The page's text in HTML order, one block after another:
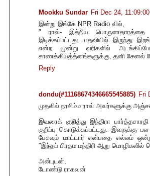
Mookku Sundar Fri Dec 24,
இன்று இங்கே NPR Radio வில்,
" ராவ்- இத்நிய பொருளாதாரத்தை
இடிக்கப்பட்டது. பதவியில் இருந்து
என்ற மூன்று வரிகளில்
சாணக்கியத்த்னங்களுக்கு, தனி சேனல்
Reply
dondu(#11168674346665545885) Fri
முதலில் நரசிம்ம ராவ் அவர்களுக்கு
இவரைக் குறித்து இந்திரா
குறிப்பு கொடுக்கப்பட்டது. இவருக்கு
பேசவும் மாட்டார் என்பதை எல்லம் ஒன்று
"இந்தப் பிரதம மந்திரி ஆறு
அன்புடன்,
டோண்டு ராகவன்